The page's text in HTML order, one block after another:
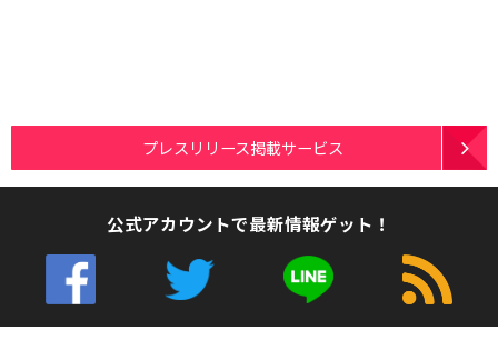
プレスリリース掲載サービス
公式アカウントで最新情報ゲット！